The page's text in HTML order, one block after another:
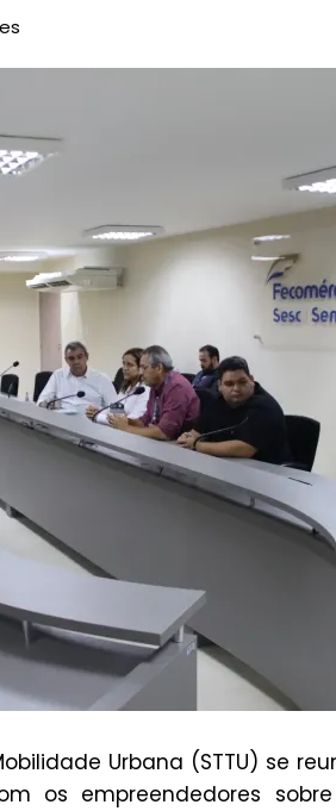
Urbana (STTU) se
os empreendedores